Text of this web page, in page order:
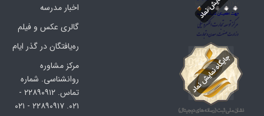
اخبار مدرسه
گالری عکس و فیلم
ره‌یافتگان در گذر ایام
مرکز مشاوره
روانشناسی. شماره
تماس. ۲۲۸۹۰۹۱۲ -
۰۲۱. ۲۲۸۹۰۹۱۷ - ۰۲۱